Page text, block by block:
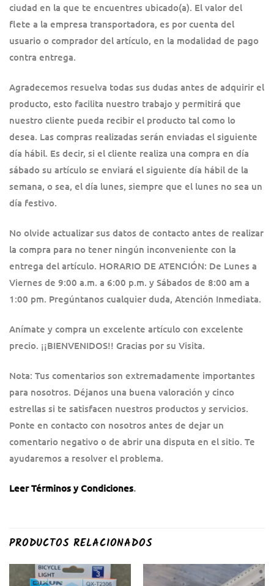
ciudad en la que te encuentres ubicado(a). El valor del
flete a la empresa transportadora, es por cuenta del
usuario o comprador del artículo, en la modalidad de pago
contra entrega.
Agradecemos resuelva todas sus dudas antes de adquirir el
producto, esto facilita nuestro trabajo y permitirá que
nuestro cliente pueda recibir el producto tal como lo
desea. Las compras realizadas serán enviadas el siguiente
día hábil. Es decir, si el cliente realiza una compra en día
sábado su artículo se enviará el siguiente día hábil de la
semana, o sea, el día lunes, siempre que el lunes no sea un
día festivo.
No olvide actualizar sus datos de contacto antes de realizar
la compra para no tener ningún inconveniente con la
entrega del artículo. HORARIO DE ATENCIÓN: De Lunes a
Viernes de 9:00 a.m. a 6:00 p.m. y Sábados de 8:00 am a
1:00 pm. Pregúntanos cualquier duda, Atención Inmediata.
Anímate y compra un excelente artículo con excelente
precio. ¡¡BIENVENIDOS!! Gracias por su Visita.
Nota: Tus comentarios son extremadamente importantes
para nosotros. Déjanos una buena valoración y cinco
estrellas si te satisfacen nuestros productos y servicios.
Ponte en contacto con nosotros antes de dejar un
comentario negativo o de abrir una disputa en el sitio. Te
ayudaremos a resolver el problema.
Leer Términos y Condiciones.
PRODUCTOS RELACIONADOS